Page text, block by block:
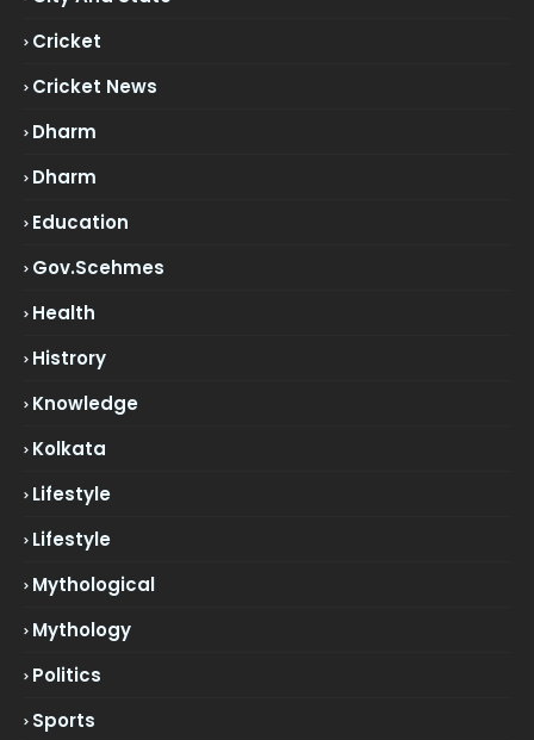
Cricket
Cricket News
Dharm
Dharm
Education
Gov.scehmes
Health
Histrory
Knowledge
Kolkata
Lifestyle
Lifestyle
Mythological
Mythology
Politics
Sports